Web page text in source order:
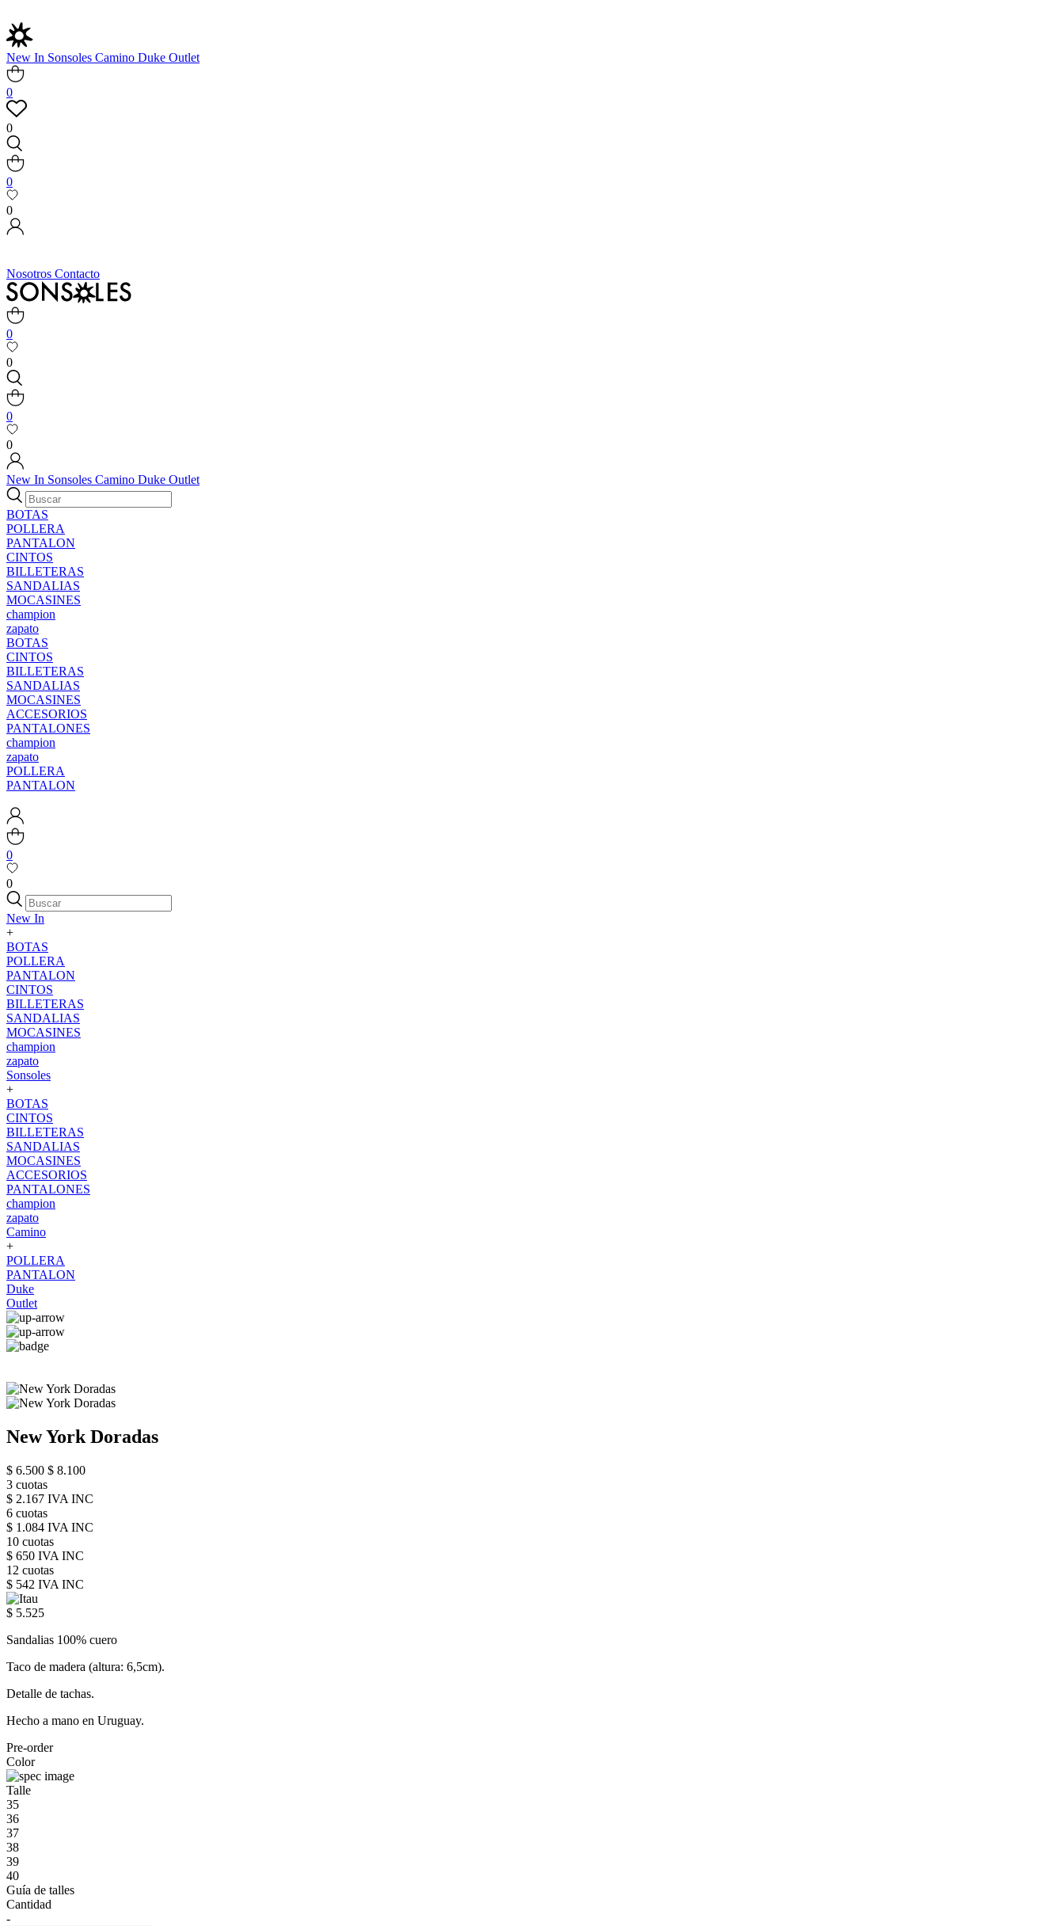
New In Sonsoles Camino Duke Outlet
0
0
0
0
Nosotros Contacto
0
0
0
0
New In Sonsoles Camino Duke Outlet
BOTAS
POLLERA
PANTALON
CINTOS
BILLETERAS
SANDALIAS
MOCASINES
champion
zapato
BOTAS
CINTOS
BILLETERAS
SANDALIAS
MOCASINES
ACCESORIOS
PANTALONES
champion
zapato
POLLERA
PANTALON
0
0
New In
+
BOTAS
POLLERA
PANTALON
CINTOS
BILLETERAS
SANDALIAS
MOCASINES
champion
zapato
Sonsoles
+
BOTAS
CINTOS
BILLETERAS
SANDALIAS
MOCASINES
ACCESORIOS
PANTALONES
champion
zapato
Camino
+
POLLERA
PANTALON
Duke
Outlet
New York Doradas
$ 6.500 $ 8.100
3 cuotas
$ 2.167 IVA INC
6 cuotas
$ 1.084 IVA INC
10 cuotas
$ 650 IVA INC
12 cuotas
$ 542 IVA INC
$ 5.525
Sandalias 100% cuero
Taco de madera (altura: 6,5cm).
Detalle de tachas.
Hecho a mano en Uruguay.
Pre-order
Color
Talle
35
36
37
38
39
40
Guía de talles
Cantidad
-